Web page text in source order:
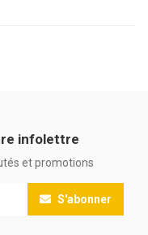
infolettre
et promotions
S'abonner